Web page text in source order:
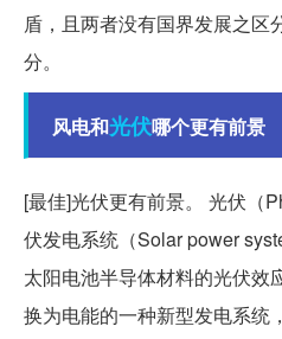
盾，且两者没有国界发展之区
分。
风电和光伏哪个更有前景
[最佳]光伏更有前景。 光伏（
伏发电系统（Solar power
太阳电池半导体材料的光伏效
换为电能的一种新型发电系统